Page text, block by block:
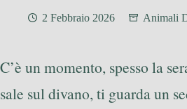
2 Febbraio 2026 Animali
C’è un momento, spesso la
sale sul divano, ti guarda un